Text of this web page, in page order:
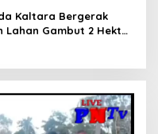
Kaltara Bergerak
Gambut 2 Hektar